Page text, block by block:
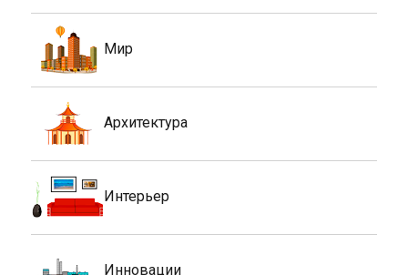
Мир
Архитектура
Интерьер
Инновации